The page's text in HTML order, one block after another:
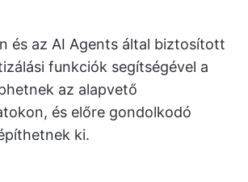
és az AI Agents által biztosított
funkciók segítségével a
az alapvető
és előre gondolkodó
ki.